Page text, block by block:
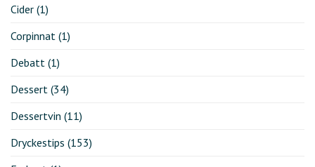
Cider (1)
Corpinnat (1)
Debatt (1)
Dessert (34)
Dessertvin (11)
Dryckestips (153)